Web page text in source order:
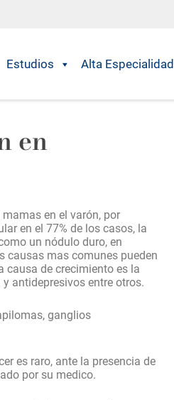
Estudios Alta Especialidad
en
en el varón, por
en el 77% de los casos, la
un nódulo duro, en
causas mas comunes pueden
causa de crecimiento es la
antidepresivos entre otros.
ganglios
es raro, ante la presencia de
por su medico.